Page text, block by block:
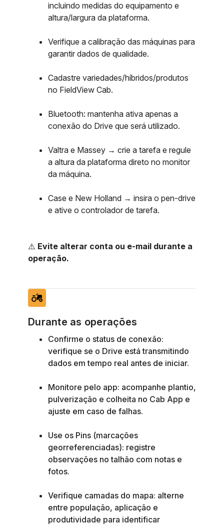
incluindo medidas do equipamento e
altura/largura da plataforma.
Verifique a calibração das máquinas para
garantir dados de qualidade.
Cadastre variedades/híbridos/produtos
no FieldView Cab.
Bluetooth: mantenha ativa apenas a
conexão do Drive que será utilizado.
Valtra e Massey → crie a tarefa e regule
a altura da plataforma direto no monitor
da máquina.
Case e New Holland → insira o pen-drive
e ative o controlador de tarefa.
⚠️ Evite alterar conta ou e-mail durante a
operação.
agriculture
Durante as operações
Confirme o status de conexão:
verifique se o Drive está transmitindo
dados em tempo real antes de iniciar.
Monitore pelo app: acompanhe plantio,
pulverização e colheita no Cab App e
ajuste em caso de falhas.
Use os Pins (marcações
georreferenciadas): registre
observações no talhão com notas e
fotos.
Verifique camadas do mapa: alterne
entre população, aplicação e
produtividade para identificar